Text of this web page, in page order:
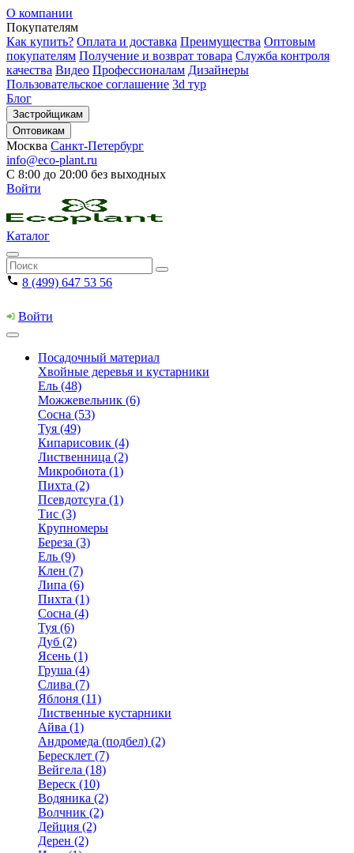
О компании
Покупателям
Как купить? Оплата и доставка Преимущества Оптовым
покупателям Получение и возврат товара Служба контроля
качества Видео Профессионалам Дизайнеры
Пользовательское соглашение 3d тур
Блог
Застройщикам
Оптовикам
Москва Санкт-Петербург
info@eco-plant.ru
С 8:00 до 20:00 без выходных
Войти
Каталог
8 (499) 647 53 56
Войти
Посадочный материал
Хвойные деревья и кустарники
Ель (48)
Можжевельник (6)
Сосна (53)
Туя (49)
Кипарисовик (4)
Лиственница (2)
Микробиота (1)
Пихта (2)
Псевдотсуга (1)
Тис (3)
Крупномеры
Береза (3)
Ель (9)
Клен (7)
Липа (6)
Пихта (1)
Сосна (4)
Туя (6)
Дуб (2)
Ясень (1)
Груша (4)
Слива (7)
Яблоня (11)
Лиственные кустарники
Айва (1)
Андромеда (подбел) (2)
Бересклет (7)
Вейгела (18)
Вереск (10)
Водяника (2)
Волчник (2)
Дейция (2)
Дерен (2)